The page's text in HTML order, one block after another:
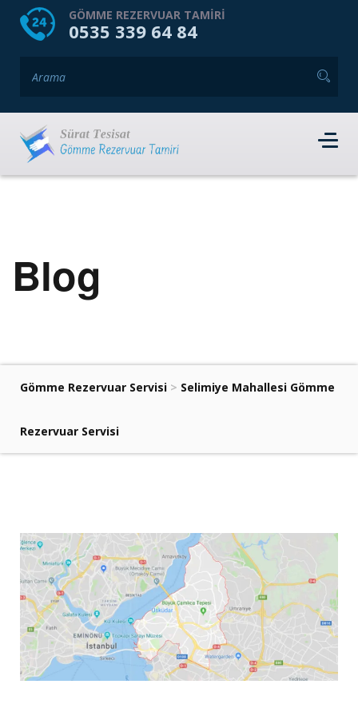
HOME HAKKIMIZDA
GÖMME REZERVUAR TAMIRI
0535 339 64 84
Blog
Gömme Rezervuar Servisi > Selimiye Mahallesi Gömme
Rezervuar Servisi